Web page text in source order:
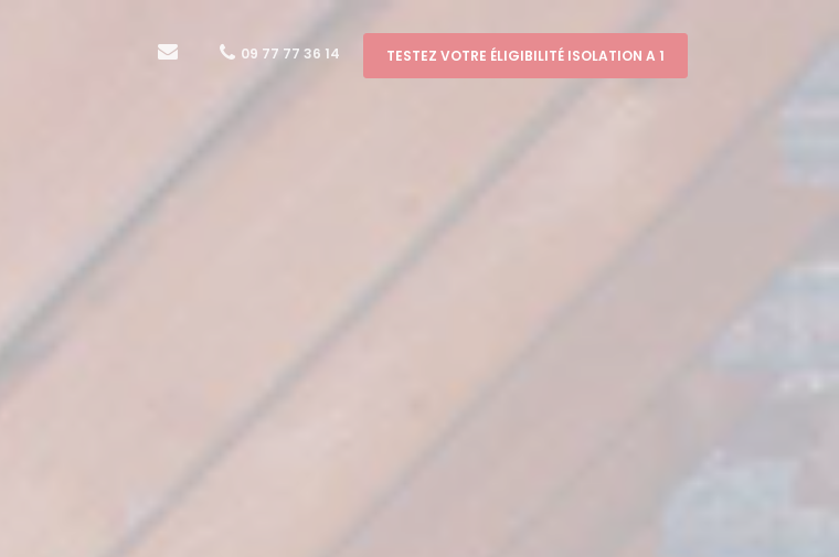
09 77 77 36 14 TESTEZ VOTRE ÉLIGIBILITÉ ISOLATION A 1